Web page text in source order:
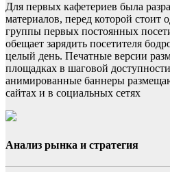
Для первых кафетериев была
материалов, перед которой стоит
группы первых постоянных
обещает зарядить посетителя
целый день. Печатные версии
площадках в шаговой
анимированные баннеры
сайтах и в социальных сетях
Анализ рынка и стратегия